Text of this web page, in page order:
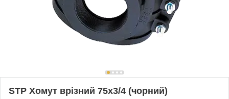
STP Хомут врізний 75х3/4 (чорний)